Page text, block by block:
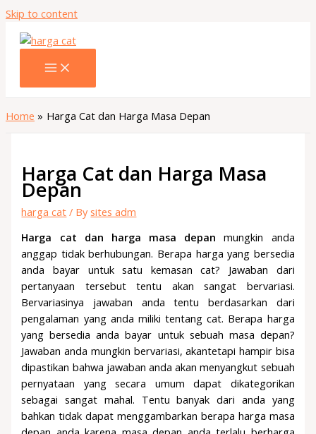
Skip to content
Home Harga Cat dan Harga Masa Depan
Harga Cat dan Harga Masa
Depan
harga cat / Bysites adm
Harga cat dan harga masa depan mungkin anda
anggap tidak berhubungan. Berapa harga yang bersedia
anda bayar untuk satu kemasan cat? Jawaban dari
pertanyaan tersebut tentu akan sangat bervariasi.
Bervariasinya jawaban anda tentu berdasarkan dari
pengalaman yang anda miliki tentang cat. Berapa harga
yang bersedia anda bayar untuk sebuah masa depan?
Jawaban anda mungkin bervariasi, akantetapi hampir bisa
dipastikan bahwa jawaban anda akan menyangkut sebuah
pernyataan yang secara umum dapat dikategorikan
sebagai sangat mahal. Tentu banyak dari anda yang
bahkan tidak dapat menggambarkan berapa harga masa